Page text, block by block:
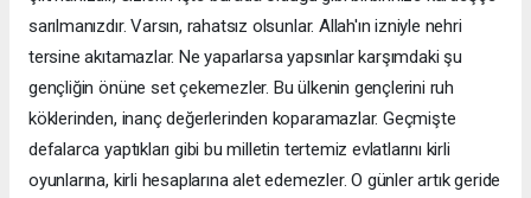
sarılmanızdır. Varsın, rahatsız olsunlar. Allah'ın izniyle nehri
tersine akıtamazlar. Ne yaparlarsa yapsınlar karşımdaki şu
gençliğin önüne set çekemezler. Bu ülkenin gençlerini ruh
köklerinden, inanç değerlerinden koparamazlar. Geçmişte
defalarca yaptıkları gibi bu milletin tertemiz evlatlarını kirli
oyunlarına, kirli hesaplarına alet edemezler. O günler artık geride